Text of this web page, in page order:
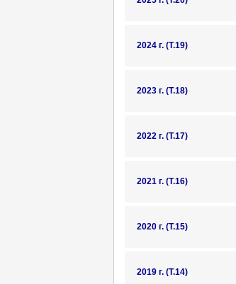
2024 г. (Т.19)
2023 г. (Т.18)
2022 г. (Т.17)
2021 г. (Т.16)
2020 г. (Т.15)
2019 г. (Т.14)